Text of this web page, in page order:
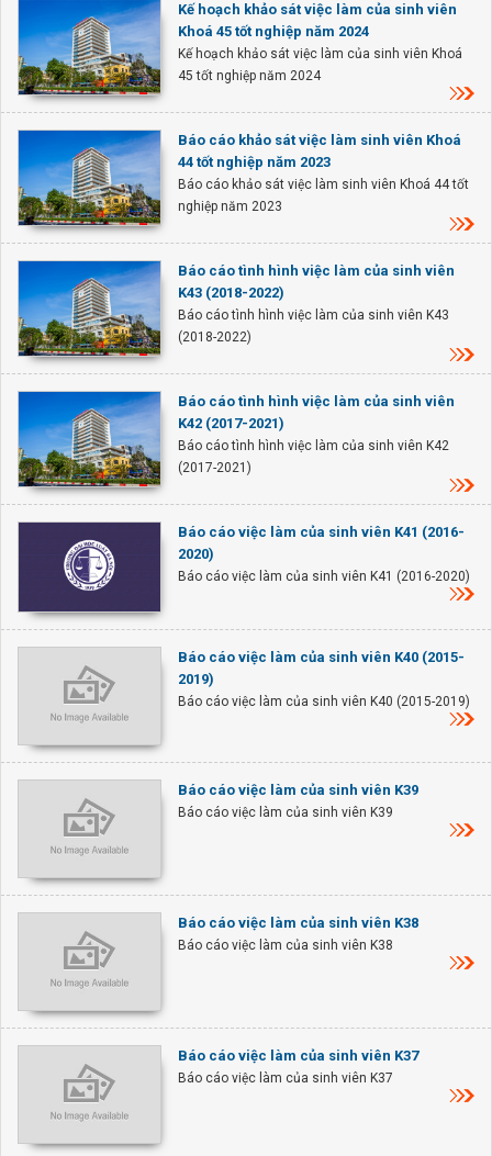
Kế hoạch khảo sát việc làm của sinh viên
Khoá 45 tốt nghiệp năm 2024
Kế hoạch khảo sát việc làm của sinh viên Khoá
45 tốt nghiệp năm 2024
Báo cáo khảo sát việc làm sinh viên Khoá
44 tốt nghiệp năm 2023
Báo cáo khảo sát việc làm sinh viên Khoá 44 tốt
nghiệp năm 2023
Báo cáo tình hình việc làm của sinh viên
K43 (2018-2022)
Báo cáo tình hình việc làm của sinh viên K43
(2018-2022)
Báo cáo tình hình việc làm của sinh viên
K42 (2017-2021)
Báo cáo tình hình việc làm của sinh viên K42
(2017-2021)
Báo cáo việc làm của sinh viên K41 (2016-
2020)
Báo cáo việc làm của sinh viên K41 (2016-2020)
Báo cáo việc làm của sinh viên K40 (2015-
2019)
Báo cáo việc làm của sinh viên K40 (2015-2019)
Báo cáo việc làm của sinh viên K39
Báo cáo việc làm của sinh viên K39
Báo cáo việc làm của sinh viên K38
Báo cáo việc làm của sinh viên K38
Báo cáo việc làm của sinh viên K37
Báo cáo việc làm của sinh viên K37